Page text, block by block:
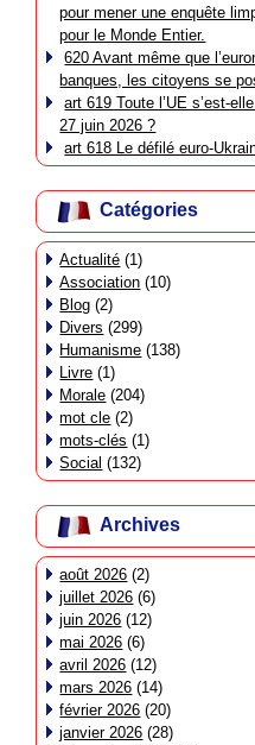
pour mener une enquête
pour le Monde Entier.
620 Avant même que
banques, les citoyens se
art 619 Toute l’UE s’est-
27 juin 2026 ?
art 618 Le défilé euro-
Catégories
Actualité (1)
Association (10)
Blog (2)
Divers (299)
Humanisme (138)
Livre (1)
Morale (204)
mot cle (2)
mots-clés (1)
Social (132)
Archives
août 2026 (2)
juillet 2026 (6)
juin 2026 (12)
mai 2026 (6)
avril 2026 (12)
mars 2026 (14)
février 2026 (20)
janvier 2026 (28)